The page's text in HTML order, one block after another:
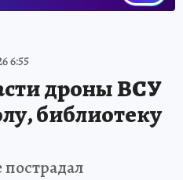
6:55
дроны ВСУ
библиотеку